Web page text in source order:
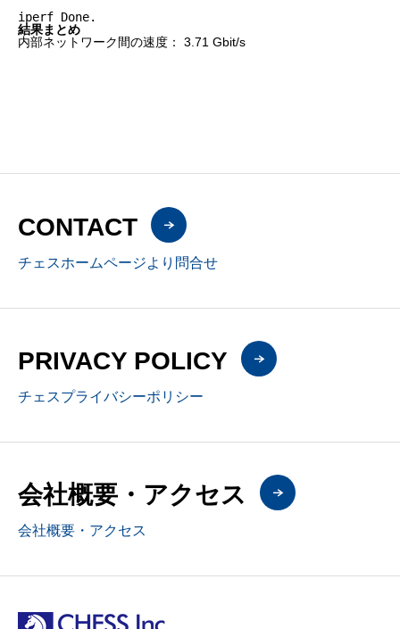
iperf Done.
結果まとめ
内部ネットワーク間の速度： 3.71 Gbit/s
CONTACT
チェスホームページより問合せ
PRIVACY POLICY
チェスプライバシーポリシー
会社概要・アクセス
会社概要・アクセス